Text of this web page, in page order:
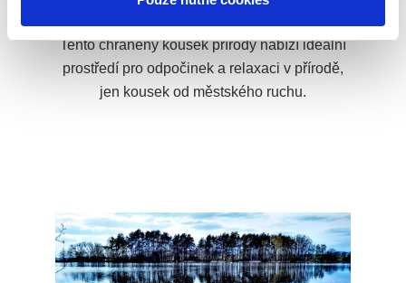
klidné stezky a bohatá fauna a flóra.
Tento chráněný kousek přírody nabízí ideální
prostředí pro odpočinek a relaxaci v přírodě,
jen kousek od městského ruchu.